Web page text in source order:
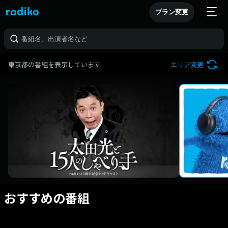
プラン変更
東京都の番組を表示しています エリア変更
おすすめの番組